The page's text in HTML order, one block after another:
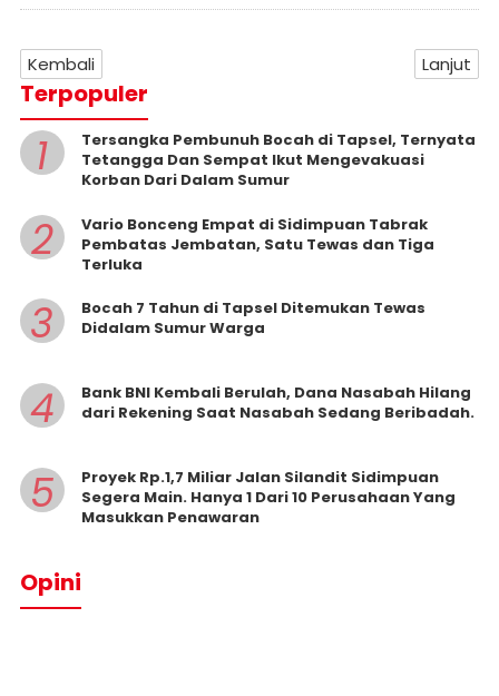
Kembali Lanjut
Terpopuler
1
Tersangka Pembunuh Bocah di Tapsel, Ternyata
Tetangga Dan Sempat Ikut Mengevakuasi
Korban Dari Dalam Sumur
2
Vario Bonceng Empat di Sidimpuan Tabrak
Pembatas Jembatan, Satu Tewas dan Tiga
Terluka
3
Bocah 7 Tahun di Tapsel Ditemukan Tewas
Didalam Sumur Warga
4
Bank BNI Kembali Berulah, Dana Nasabah Hilang
dari Rekening Saat Nasabah Sedang Beribadah.
5
Proyek Rp.1,7 Miliar Jalan Silandit Sidimpuan
Segera Main. Hanya 1 Dari 10 Perusahaan Yang
Masukkan Penawaran
Opini